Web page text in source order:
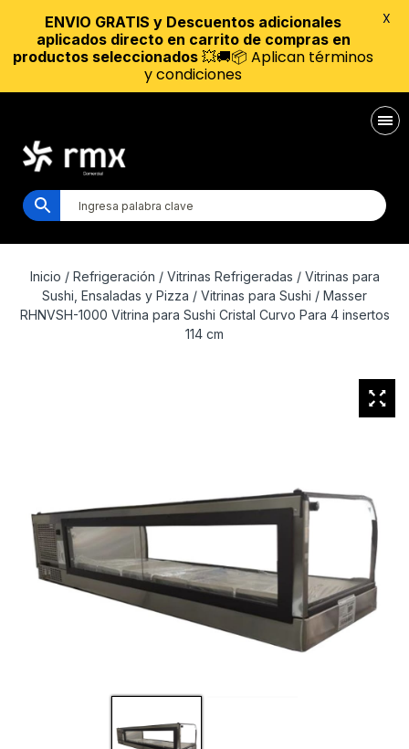
Inicio / Refrigeración / Vitrinas Refrigeradas / Vitrinas para
Sushi, Ensaladas y Pizza / Vitrinas para Sushi / Masser
RHNVSH-1000 Vitrina para Sushi Cristal Curvo Para 4 insertos
114 cm
ENVIO GRATIS y Descuentos adicionales
aplicados directo en carrito de compras en
productos seleccionados 💥🚚📦 Aplican términos
y condiciones
X